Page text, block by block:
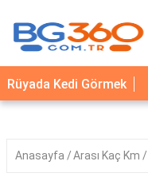
YEMEK
TARİFLERİ
Rüyada Kedi Görmek
Anasayfa Arası Kaç Km